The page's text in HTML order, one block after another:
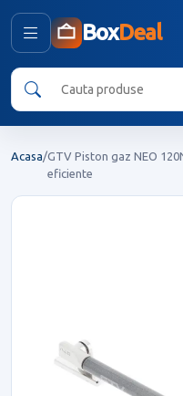
BoxDeal
Acasa/GTV Piston gaz NEO
eficiente